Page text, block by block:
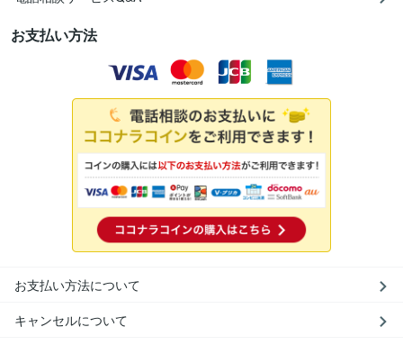
お支払い方法
お支払い方法について
キャンセルについて